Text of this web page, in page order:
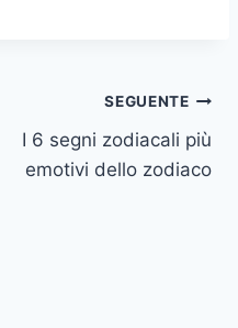
SEGUENTE
I 6 segni zodiacali più
emotivi dello zodiaco